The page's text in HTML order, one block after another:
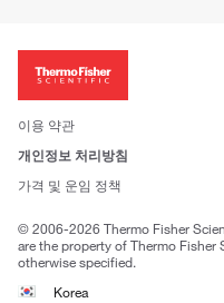
투자자
사회적 책임
브랜드
이용 약관
개인정보 처리방침
가격 및 운임 정책
© 2006-2026 Thermo Fisher
are the property of Thermo
otherwise specified.
Korea